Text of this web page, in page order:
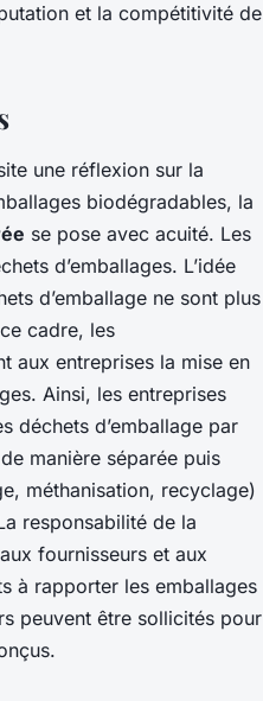
et la compétitivité de
une réflexion sur la
biodégradables, la
se pose avec acuité. Les
d’emballages. L’idée
d’emballage ne sont plus
cadre, les
aux entreprises la mise en
Ainsi, les entreprises
déchets d’emballage par
manière séparée puis
méthanisation, recyclage)
responsabilité de la
fournisseurs et aux
à rapporter les emballages
peuvent être sollicités pour